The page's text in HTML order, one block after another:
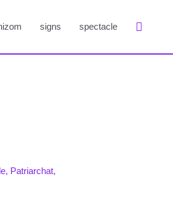
signs spectacle
, Patriarchat,